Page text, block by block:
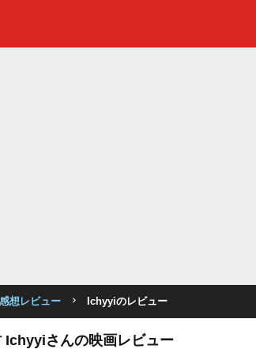
想レビュー Ichyyiのレビュー
Ichyyiさんの映画レビュー